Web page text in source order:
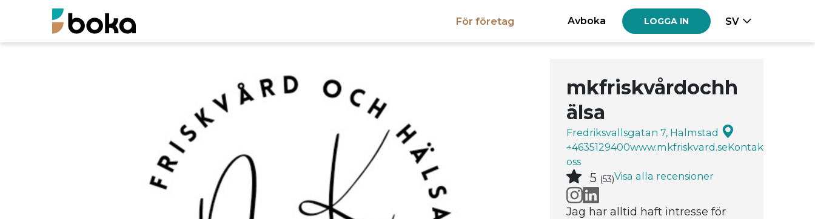
För företag Avboka LOGGA IN SV
mkfriskvårdochh
älsa
Fredriksvallsgatan 7, Halmstad
+4635129400www.mkfriskvard.seKontakta
oss
5 (53)Visa alla recensioner
Jag har alltid haft intresse för